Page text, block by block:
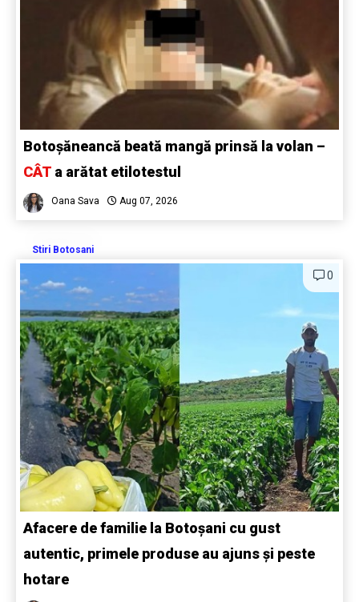
Botoșăneancă beată mangă prinsă la volan –
CÂT a arătat etilotestul
Oana Sava Aug 07, 2026
Stiri Botosani
0
Afacere de familie la Botoșani cu gust
autentic, primele produse au ajuns și peste
hotare